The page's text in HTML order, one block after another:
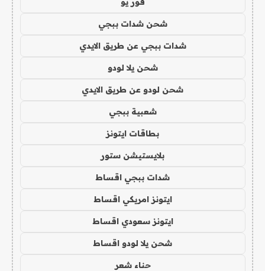
شحن شدات ببجي
شدات ببجي عن طريق الايدي
شحن يلا لودو
شحن لودو عن طريق الايدي
شعبية ببجي
بطاقات ايتونز
بلايستيشن ستور
شدات ببجي اقساط
ايتونز امريكي اقساط
ايتونز سعودي اقساط
شحن يلا لودو اقساط
حناء شعر